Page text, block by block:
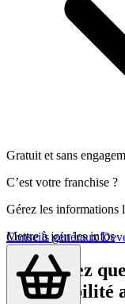
Conseils généraux
Gratuit et sans
C’est votre franchise ?
Gérez les informations
Mettre à jour les infos
Découvrez
compatibilité